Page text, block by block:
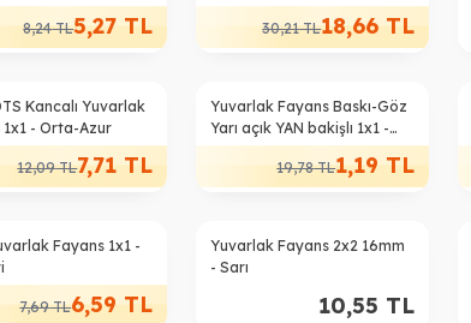
8,24TL5,27 TL
Yeni-Koyu-Gri
30,21TL18,66 TL
Kancalı Yuvarlak
1x1 - Orta-Azur
12,09TL7,71 TL
%94
Yuvarlak Fayans Baskı-Göz
Yarı açık YAN bakişlı 1x1 -
Beyaz
19,78TL1,19 TL
Fayans 1x1 -
7,69TL6,59 TL
Yuvarlak Fayans 2x2 16mm
- Sarı
10,55 TL